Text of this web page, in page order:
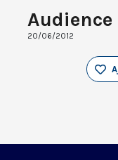
Audience
20/06/2012